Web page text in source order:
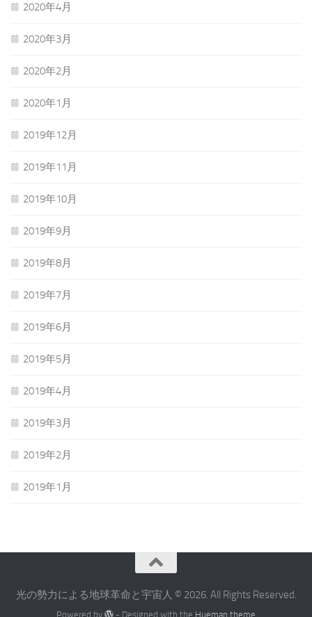
2020年4月
2020年3月
2020年2月
2020年1月
2019年12月
2019年11月
2019年10月
2019年9月
2019年8月
2019年7月
2019年6月
2019年5月
2019年4月
2019年3月
2019年2月
2019年1月
光の勢力による地球革命と宇宙人 © 2026. All Rights Reserved.
Powered by - Designed with the Hueman theme